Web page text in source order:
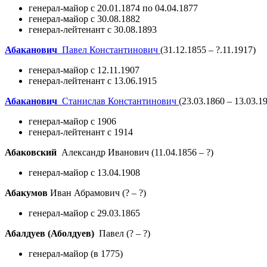
генерал-майор с 20.01.1874 по 04.04.1877
генерал-майор с 30.08.1882
генерал-лейтенант с 30.08.1893
Абаканович Павел Константинович (31.12.1855 – ?.11.1917)
генерал-майор с 12.11.1907
генерал-лейтенант с 13.06.1915
Абаканович Станислав Константинович (23.03.1860 –
генерал-майор с 1906
генерал-лейтенант с 1914
Абаковский Александр Иванович (11.04.1856 – ?)
генерал-майор с 13.04.1908
Абакумов Иван Абрамович (? – ?)
генерал-майор с 29.03.1865
Абалдуев (Аболдуев) Павел (? – ?)
генерал-майор (в 1775)